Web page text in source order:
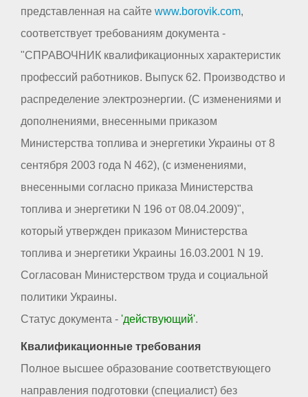
представленная на сайте www.borovik.com,
соответствует требованиям документа -
"СПРАВОЧНИК квалификационных характеристик
профессий работников. Выпуск 62. Производство и
распределение электроэнергии. (С изменениями и
дополнениями, внесенными приказом
Министерства топлива и энергетики Украины от 8
сентября 2003 года N 462), (с изменениями,
внесенными согласно приказа Министерства
топлива и энергетики N 196 от 08.04.2009)",
который утвержден приказом Министерства
топлива и энергетики Украины 16.03.2001 N 19.
Согласован Министерством труда и социальной
политики Украины.
Статус документа - 'действующий'.
Квалификационные требования
Полное высшее образование соответствующего
направления подготовки (специалист) без